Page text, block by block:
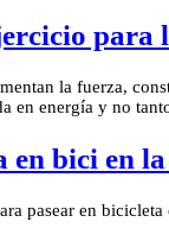
para
la fuerza,
en energía y no
en bici en
pasear en